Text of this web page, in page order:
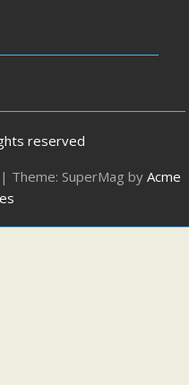
reserved
| Theme: SuperMag by Acme